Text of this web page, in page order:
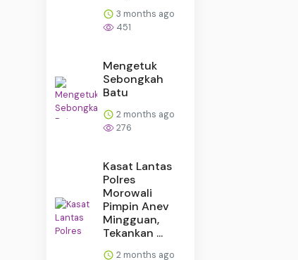
3 months ago
451
Mengetuk
Sebongkah
Batu
2 months ago
276
Kasat Lantas
Polres
Morowali
Pimpin Anev
Mingguan,
Tekankan ...
2 months ago